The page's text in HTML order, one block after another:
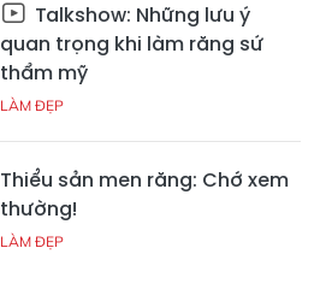
Talkshow: Những lưu ý
quan trọng khi làm răng sứ
thẩm mỹ
LÀM ĐẸP
Thiểu sản men răng: Chớ xem
thường!
LÀM ĐẸP